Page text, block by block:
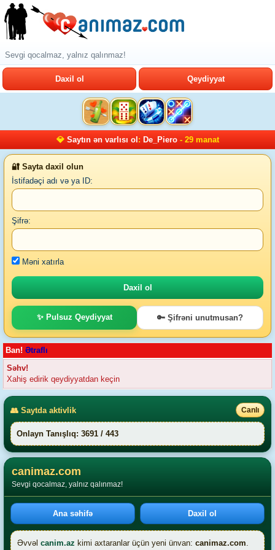
Sevgi qocalmaz, yalnız qalınmaz!
Daxil ol Qeydiyyat
💎 Saytın ən varlısı ol : De_Piero- 29 manat
🔐 Sayta daxil olun
İstifadəçi adı və ya ID:
Şifrə:
Məni xatırla
✨ Pulsuz Qeydiyyat 🔑 Şifrəni unutmusan?
Ban! Ətraflı
Səhv!
Xahiş edirik qeydiyyatdan keçin
👥 Saytda aktivlik Canlı
Onlayn Tanışlıq: 3691 / 443
canimaz.com
Sevgi qocalmaz, yalnız qalınmaz!
Ana səhifə Daxil ol
Əvvəl canim.az kimi axtaranlar üçün yeni ünvan: canimaz.com.